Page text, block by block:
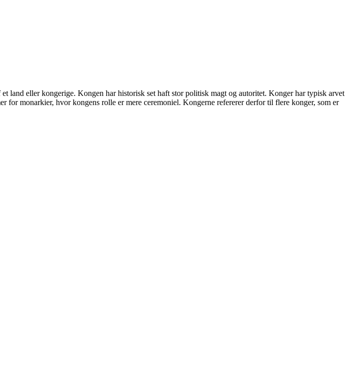
land eller kongerige. Kongen har historisk set haft stor politisk magt og autoritet. Konger har typisk arvet
monarkier, hvor kongens rolle er mere ceremoniel. Kongerne refererer derfor til flere konger, som er